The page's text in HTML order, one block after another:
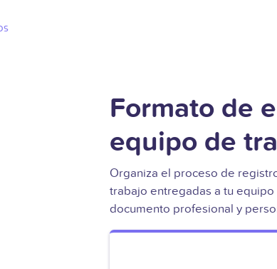
Formato de
equipo de
Organiza el proceso de
trabajo entregadas a tu
documento profesional y